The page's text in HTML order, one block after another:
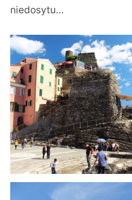
niedosytu…